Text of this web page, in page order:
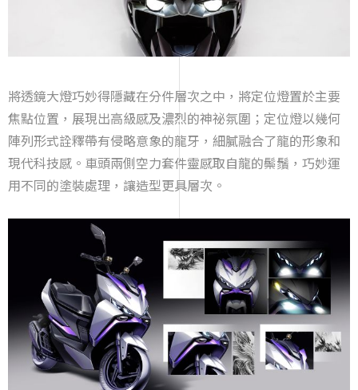
將透鏡大燈巧妙得隱藏在分件層次之中，將定位燈置於主要
焦點位置，展現出高級感及濃烈的神祕氛圍；定位燈以幾何
陣列形式詮釋帶有侵略意象的龍牙，細膩融合了龍的形象和
現代科技感。車頭兩側空力套件靈感取自龍的鬃鬚，巧妙運
用不同的塗裝處理，讓造型更具層次。